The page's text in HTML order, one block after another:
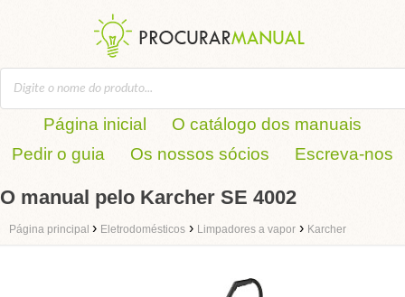
Página inicial
O catálogo dos manuais
Pedir o guia
Os nossos sócios Escreva-nos
O manual pelo Karcher SE 4002
Página principal › Eletrodomésticos › Limpadores a vapor › Karcher